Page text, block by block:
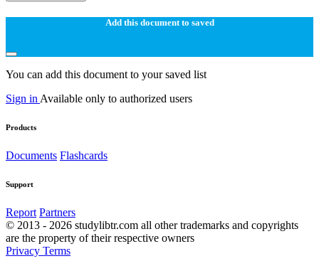
Add this document to saved
You can add this document to your saved list
Sign in Available only to authorized users
Products
Documents Flashcards
Support
Report Partners
© 2013 - 2026 studylibtr.com all other trademarks and copyrights
are the property of their respective owners
Privacy Terms